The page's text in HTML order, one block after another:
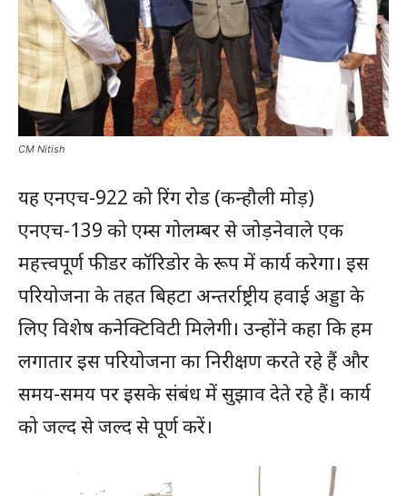
CM Nitish
यह एनएच-922 को रिंग रोड (कन्हौली मोड़)
एनएच-139 को एम्स गोलम्बर से जोड़नेवाले एक
महत्त्वपूर्ण फीडर कॉरिडोर के रूप में कार्य करेगा। इस
परियोजना के तहत बिहटा अन्तर्राष्ट्रीय हवाई अड्डा के
लिए विशेष कनेक्टिविटी मिलेगी। उन्होंने कहा कि हम
लगातार इस परियोजना का निरीक्षण करते रहे हैं और
समय-समय पर इसके संबंध में सुझाव देते रहे हैं। कार्य
को जल्द से जल्द से पूर्ण करें।